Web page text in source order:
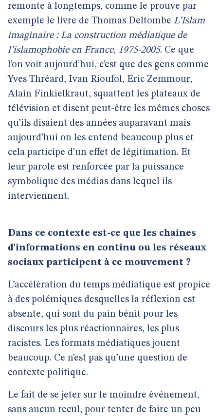
remonte à longtemps, comme le prouve par
exemple le livre de Thomas Deltombe L’Islam
imaginaire : La construction médiatique de
l’islamophobie en France, 1975-2005. Ce que
l’on voit aujourd’hui, c’est que des gens comme
Yves Thréard, Ivan Rioufol, Eric Zemmour,
Alain Finkielkraut, squattent les plateaux de
télévision et disent peut-être les mêmes choses
qu’ils disaient des années auparavant mais
aujourd’hui on les entend beaucoup plus et
cela participe d’un effet de légitimation. Et
leur parole est renforcée par la puissance
symbolique des médias dans lequel ils
interviennent.
Dans ce contexte est-ce que les chaines
d’informations en continu ou les réseaux
sociaux participent à ce mouvement ?
L’accélération du temps médiatique est propice
à des polémiques desquelles la réflexion est
absente, qui sont du pain bénit pour les
discours les plus réactionnaires, les plus
racistes. Les formats médiatiques jouent
beaucoup. Ce n’est pas qu’une question de
contexte politique.
Le fait de se jeter sur le moindre événement,
sans aucun recul, pour tenter de faire un peu